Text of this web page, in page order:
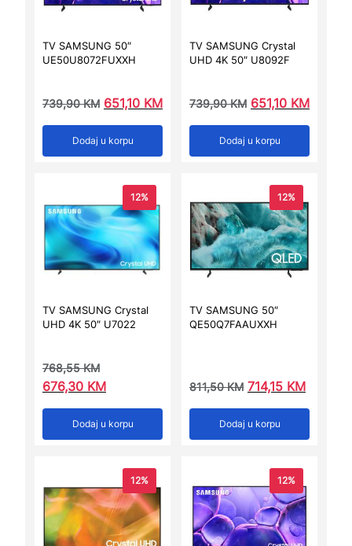
TV SAMSUNG 50″
UE50U8072FUXXH
739,90KM 651,10 KM
Dodaj u korpu
TV SAMSUNG Crystal
UHD 4K 50″ U8092F
739,90KM 651,10 KM
Dodaj u korpu
12%
TV SAMSUNG Crystal
UHD 4K 50″ U7022
768,55KM
676,30 KM
Dodaj u korpu
12%
TV SAMSUNG 50″
QE50Q7FAAUXXH
811,50KM 714,15 KM
Dodaj u korpu
12% 12%